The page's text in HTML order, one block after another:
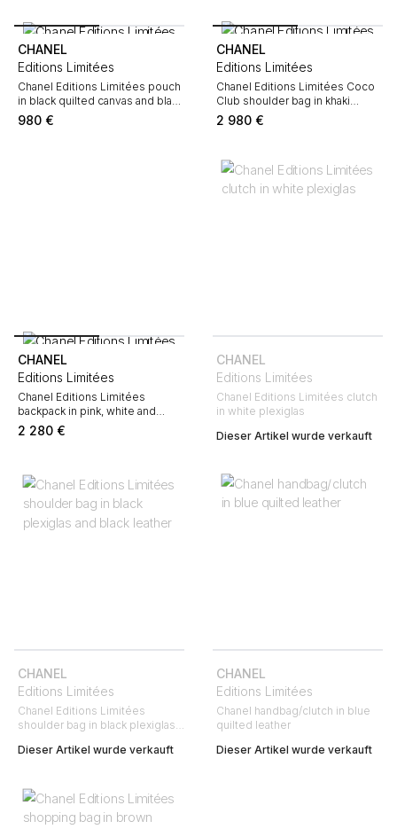
CHANEL
Editions Limitées
Chanel Editions Limitées pouch
in black quilted canvas and black
smooth leather
980 €
CHANEL
Editions Limitées
Chanel Editions Limitées Coco
Club shoulder bag in khaki
canvas
2 980 €
CHANEL
Editions Limitées
Chanel Editions Limitées
backpack in pink, white and
black canvas
2 280 €
CHANEL
Editions Limitées
Chanel Editions Limitées clutch
in white plexiglas
Dieser Artikel wurde verkauft
CHANEL
Editions Limitées
Chanel Editions Limitées
shoulder bag in black plexiglas
Dieser Artikel wurde verkauft
CHANEL
Editions Limitées
Chanel handbag/clutch in blue
quilted leather
Dieser Artikel wurde verkauft